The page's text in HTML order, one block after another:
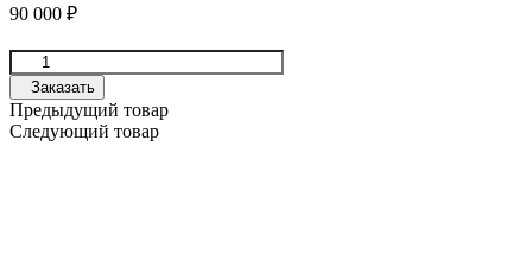
90 000 ₽
Заказать
Предыдущий товар
Следующий товар